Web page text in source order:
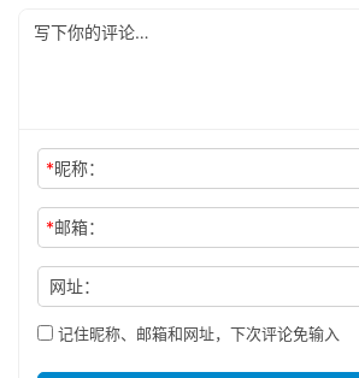
*昵称：
*邮箱：
网址：
记住昵称、邮箱和网址，下次评论免输入